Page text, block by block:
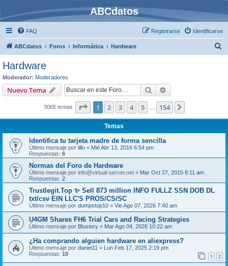
ABCdatos
FAQ Identificarse
Registrarse
ABCdatos Foros Informática Hardware
Hardware
Moderador: Moderadores
Nuevo Tema Buscar
3065 temas Página de 154
1 2 3 4 5 154
Temas
Identifica tu tarjeta madre de forma sencilla
Último mensaje por lillo « Mié Abr 13, 2016 6:54 pm
Respuestas: 6
Normas del Foro de Hardware
Último mensaje por info@virtual-server.net « Mar Oct 27, 2015 8:11 am
Respuestas: 2
Trustlegit.Top ✨ Sell 873 million INFO FULLZ SSN DOB DL
txt/csv EIN LLC'S PROS/CS/SC
Último mensaje por dumpstop10 « Vie Ago 07, 2026 7:40 am
U4GM Shares FH6 Trial Cars and Racing Strategies
Último mensaje por Blustery « Mar Ago 04, 2026 10:22 am
¿Ha comprando alguien hardware en aliexpress?
Último mensaje por daniel11 « Lun Feb 17, 2025 2:19 pm
Respuestas: 10 1 2